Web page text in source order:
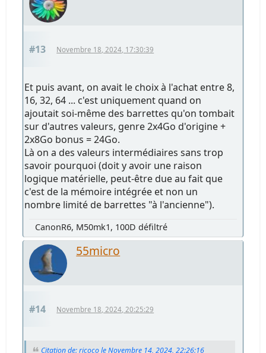
#13 Novembre 18, 2024, 17:30:39
Et puis avant, on avait le choix à l'achat entre 8,
16, 32, 64 ... c'est uniquement quand on
ajoutait soi-même des barrettes qu'on tombait
sur d'autres valeurs, genre 2x4Go d'origine +
2x8Go bonus = 24Go.
Là on a des valeurs intermédiaires sans trop
savoir pourquoi (doit y avoir une raison
logique matérielle, peut-être due au fait que
c'est de la mémoire intégrée et non un
nombre limité de barrettes "à l'ancienne").
CanonR6, M50mk1, 100D défiltré
55micro
#14 Novembre 18, 2024, 20:25:29
Citation de: ricoco le Novembre 14, 2024, 22:26:16